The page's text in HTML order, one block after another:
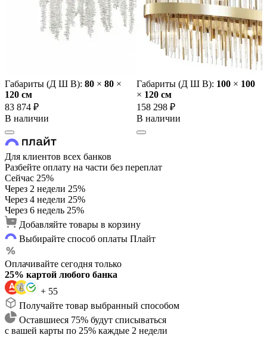
Габариты (Д Ш В): 80 × 80 ×
120 cм
83 874 ₽
В наличии
Габариты (Д Ш В): 100 × 100
× 120 cм
158 298 ₽
В наличии
Для клиентов всех банков
Разбейте оплату на части без переплат
Сейчас 25%
Через 2 недели 25%
Через 4 недели 25%
Через 6 недель 25%
Добавляйте товары в корзину
Выбирайте способ оплаты Плайт
Оплачивайте сегодня только
25% картой любого банка
+ 55
Получайте товар выбранный способом
Оставшиеся 75% будут списываться
с вашей карты по 25% каждые 2 недели